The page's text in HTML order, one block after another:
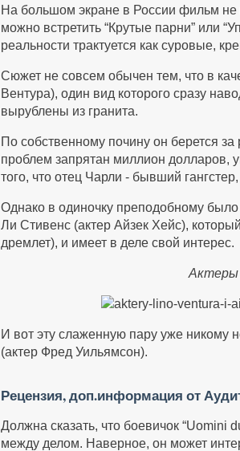
На большом экране в России фильм не
можно встретить “Крутые парни” или
реальности трактуется как суровые,
Сюжет не совсем обычен тем, что в
Вентура), один вид которого сразу
вырублены из гранита.
По собственному почину он берется за
проблем запрятан миллион долларов,
того, что отец Чарли - бывший
Однако в одиночку преподобному
Ли Стивенс (актер Айзек Хейс),
дремлет), и имеет в деле свой интерес.
Актеры
И вот эту слаженную пару уже никому
(актер Фред Уильямсон).
Рецензия, доп.информация от
Должна сказать, что боевичок “Uomini
между делом. Наверное, он может